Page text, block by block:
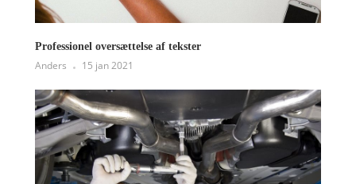
Professionel oversættelse af tekster
Anders 15 jan 2021